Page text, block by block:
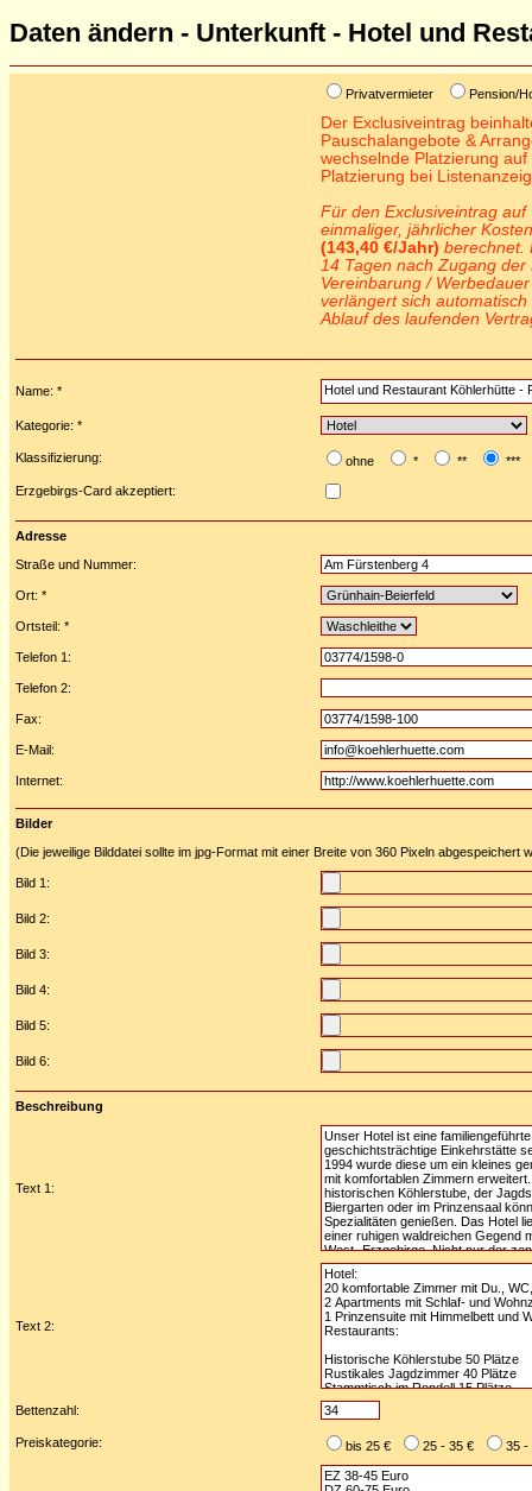
Daten ändern - Unterkunft - Hotel und
Privatvermieter Pension/
Der Exclusiveintrag
Pauschalangebote &
wechselnde Platzierung
Platzierung bei
Für den Exclusiveintrag
einmaliger, jährlicher
(143,40 €/Jahr) berechnet.
14 Tagen nach Zugang
Vereinbarung /
verlängert sich
Ablauf des laufenden
Name: *
Kategorie: *
Klassifizierung: ohne * ** ***
Erzgebirgs-Card akzeptiert:
Adresse
Straße und Nummer:
Ort: *
Ortsteil: *
Telefon 1:
Telefon 2:
Fax:
E-Mail:
Internet:
Bilder
(Die jeweilige Bilddatei sollte im jpg-Format mit einer Breite von 360 Pixeln abgespeichert
Bild 1:
Bild 2:
Bild 3:
Bild 4:
Bild 5:
Bild 6:
Beschreibung
Text 1:
Text 2:
Bettenzahl:
Preiskategorie: bis 25 € 25 - 35 € 35